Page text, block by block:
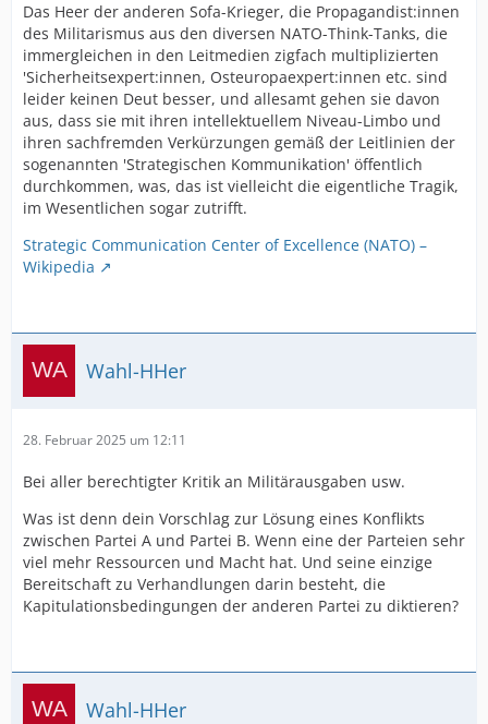
Das Heer der anderen Sofa-Krieger, die Propagandist:innen
des Militarismus aus den diversen NATO-Think-Tanks, die
immergleichen in den Leitmedien zigfach multiplizierten
'Sicherheitsexpert:innen, Osteuropaexpert:innen etc. sind
leider keinen Deut besser, und allesamt gehen sie davon
aus, dass sie mit ihren intellektuellem Niveau-Limbo und
ihren sachfremden Verkürzungen gemäß der Leitlinien der
sogenannten 'Strategischen Kommunikation' öffentlich
durchkommen, was, das ist vielleicht die eigentliche Tragik,
im Wesentlichen sogar zutrifft.
Strategic Communication Center of Excellence (NATO) –
Wikipedia
Wahl-HHer
28. Februar 2025 um 12:11
Bei aller berechtigter Kritik an Militärausgaben usw.
Was ist denn dein Vorschlag zur Lösung eines Konflikts
zwischen Partei A und Partei B. Wenn eine der Parteien sehr
viel mehr Ressourcen und Macht hat. Und seine einzige
Bereitschaft zu Verhandlungen darin besteht, die
Kapitulationsbedingungen der anderen Partei zu diktieren?
Wahl-HHer